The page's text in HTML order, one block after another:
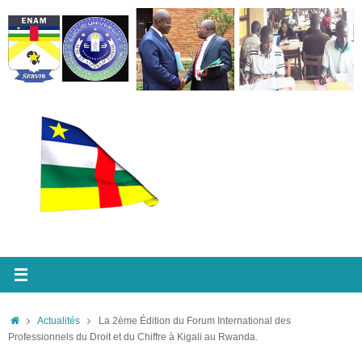
au
contenu
Accueil
Actualités
La 2ème Édition du Forum International des
Professionnels du Droit et du Chiffre à Kigali au Rwanda.